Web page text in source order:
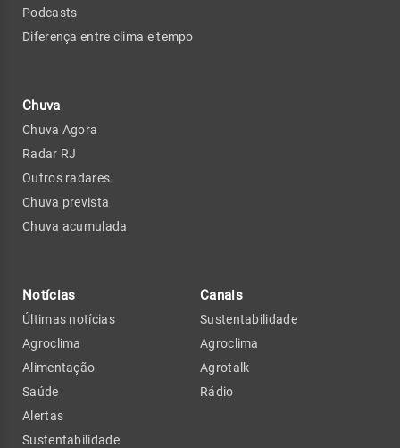
Podcasts
Diferença entre clima e tempo
Chuva
Chuva Agora
Radar RJ
Outros radares
Chuva prevista
Chuva acumulada
Notícias
Últimas notícias
Agroclima
Alimentação
Saúde
Alertas
Sustentabilidade
Canais
Sustentabilidade
Agroclima
Agrotalk
Rádio